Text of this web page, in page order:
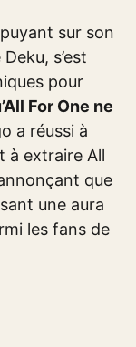
sur son
s’est
pour
For One ne
a réussi à
à extraire All
que
une aura
les fans de